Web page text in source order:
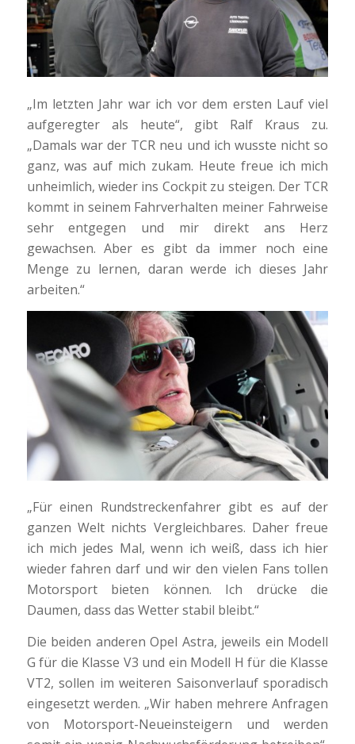
„Im letzten Jahr war ich vor dem ersten Lauf viel
aufgeregter als heute“, gibt Ralf Kraus zu.
„Damals war der TCR neu und ich wusste nicht so
ganz, was auf mich zukam. Heute freue ich mich
unheimlich, wieder ins Cockpit zu steigen. Der TCR
kommt in seinem Fahrverhalten meiner Fahrweise
sehr entgegen und mir direkt ans Herz
gewachsen. Aber es gibt da immer noch eine
Menge zu lernen, daran werde ich dieses Jahr
arbeiten.“
„Für einen Rundstreckenfahrer gibt es auf der
ganzen Welt nichts Vergleichbares. Daher freue
ich mich jedes Mal, wenn ich weiß, dass ich hier
wieder fahren darf und wir den vielen Fans tollen
Motorsport bieten können. Ich drücke die
Daumen, dass das Wetter stabil bleibt.“
Die beiden anderen Opel Astra, jeweils ein Modell
G für die Klasse V3 und ein Modell H für die Klasse
VT2, sollen im weiteren Saisonverlauf sporadisch
eingesetzt werden. „Wir haben mehrere Anfragen
von Motorsport-Neueinsteigern und werden